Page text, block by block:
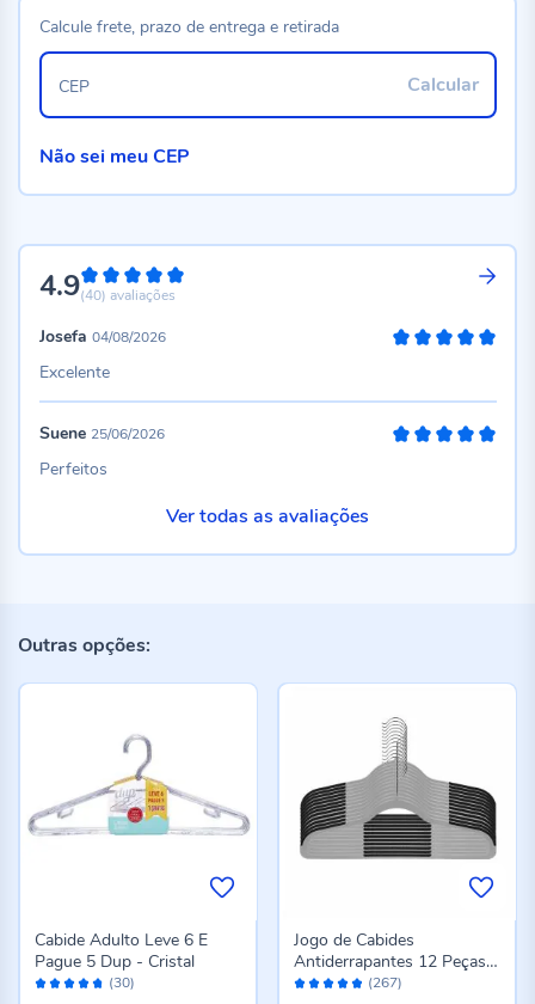
4.998%
(40) avaliações
Josefa 04/08/2026
Excelente
Suene 25/06/2026
Perfeitos
Ver todas as avaliações
Calcule frete, prazo de entrega e retirada
Calcular
CEP
Não sei meu CEP
Outras opções:
Avaliação: (30)
Cabide Adulto Leve 6 E
Pague 5 Dup - Cristal
Avaliação: (267)
Jogo de Cabides
Antiderrapantes 12 Peças
Havan Casa - Cinza e Preto